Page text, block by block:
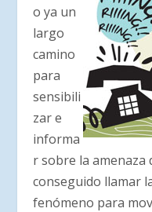
o ya un
largo
camino
para
sensibili
zar e
informa
r sobre la amenaza
conseguido llamar
fenómeno para